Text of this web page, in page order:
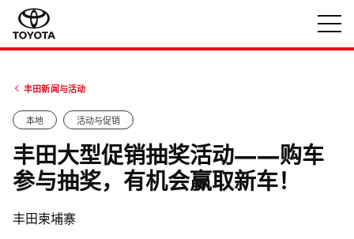
丰田新闻与活动
本地 活动与促销
丰田大型促销抽奖活动——购车
参与抽奖，有机会赢取新车！
丰田柬埔寨